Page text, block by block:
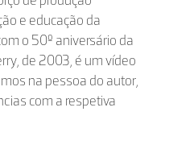
e educação da
o 50º aniversário da
de 2003, é um vídeo
na pessoa do autor,
com a respetiva